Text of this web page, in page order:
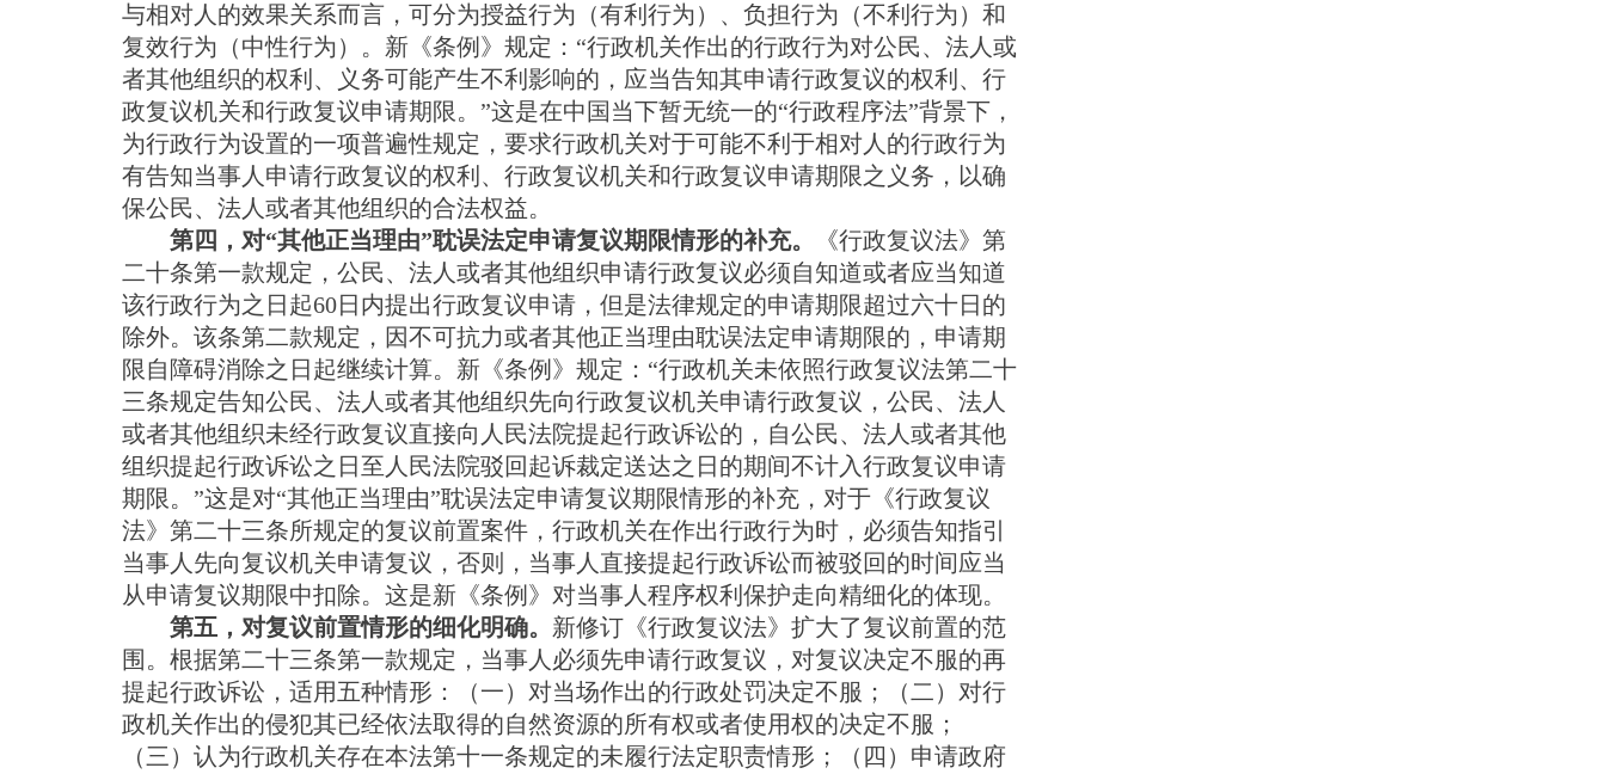
与相对人的效果关系而言，可分为授益行为（有利行为）、负担行为（不利行为）和
复效行为（中性行为）。新《条例》规定：“行政机关作出的行政行为对公民、法人或
者其他组织的权利、义务可能产生不利影响的，应当告知其申请行政复议的权利、行
政复议机关和行政复议申请期限。”这是在中国当下暂无统一的“行政程序法”背景下，
为行政行为设置的一项普遍性规定，要求行政机关对于可能不利于相对人的行政行为
有告知当事人申请行政复议的权利、行政复议机关和行政复议申请期限之义务，以确
保公民、法人或者其他组织的合法权益。
第四，对“其他正当理由”耽误法定申请复议期限情形的补充。
《行政复议法》第
二十条第一款规定，公民、法人或者其他组织申请行政复议必须自知道或者应当知道
该行政行为之日起60日内提出行政复议申请，但是法律规定的申请期限超过六十日的
除外。该条第二款规定，因不可抗力或者其他正当理由耽误法定申请期限的，申请期
限自障碍消除之日起继续计算。新《条例》规定：“行政机关未依照行政复议法第二十
三条规定告知公民、法人或者其他组织先向行政复议机关申请行政复议，公民、法人
或者其他组织未经行政复议直接向人民法院提起行政诉讼的，自公民、法人或者其他
组织提起行政诉讼之日至人民法院驳回起诉裁定送达之日的期间不计入行政复议申请
期限。”这是对“其他正当理由”耽误法定申请复议期限情形的补充，对于《行政复议
法》第二十三条所规定的复议前置案件，行政机关在作出行政行为时，必须告知指引
当事人先向复议机关申请复议，否则，当事人直接提起行政诉讼而被驳回的时间应当
从申请复议期限中扣除。这是新《条例》对当事人程序权利保护走向精细化的体现。
第五，对复议前置情形的细化明确。 新修订《行政复议法》扩大了复议前置的范
围。根据第二十三条第一款规定，当事人必须先申请行政复议，对复议决定不服的再
提起行政诉讼，适用五种情形：（一）对当场作出的行政处罚决定不服；（二）对行
政机关作出的侵犯其已经依法取得的自然资源的所有权或者使用权的决定不服；
（三）认为行政机关存在本法第十一条规定的未履行法定职责情形；（四）申请政府